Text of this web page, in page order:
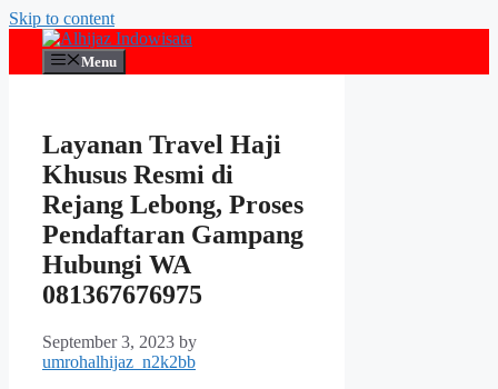
Skip to content
Menu
Layanan Travel Haji
Khusus Resmi di
Rejang Lebong, Proses
Pendaftaran Gampang
Hubungi WA
081367676975
September 3, 2023 by
umrohalhijaz_n2k2bb